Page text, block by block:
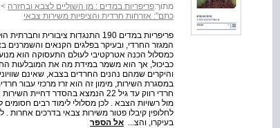
מתוך:פריפריות במדים : מן השוליים לצבא ובחזרה >
כתם": אזרחות חרדית והציפיות משירות צבאי
פריפריות במדים 190 התנגדות
המגזר החרדי, ובעיקר בפלגים הקנאים והשמרנים
כמסלול הכנה אטרקטיבי לעולם התעסוקה הוא
כביכול, אך הוא משמר במידת מה את המובלעות
והיקרים שמהם נהנים החרדים בצבא, שאינם
במסגרת השירות, מימון זה הוא זרז מרכזי עבור
חרדי רווק עד גיל 22 הנמצא בהסדר
מול רשויות הצבא . לכן מסלולי לימוד רבים
לחלופין קיבלו פטור משירות צבאי בדרכים אחרות .
בעיקרו, והצ... אל הספר